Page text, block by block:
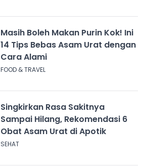
Masih Boleh Makan Purin Kok! Ini
14 Tips Bebas Asam Urat dengan
Cara Alami
FOOD & TRAVEL
Singkirkan Rasa Sakitnya
Sampai Hilang, Rekomendasi 6
Obat Asam Urat di Apotik
SEHAT